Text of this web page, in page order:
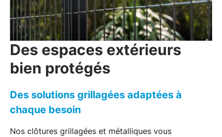
Des espaces extérieurs
bien protégés
Des solutions grillagées adaptées à
chaque besoin
Nos clôtures grillagées et métalliques vous